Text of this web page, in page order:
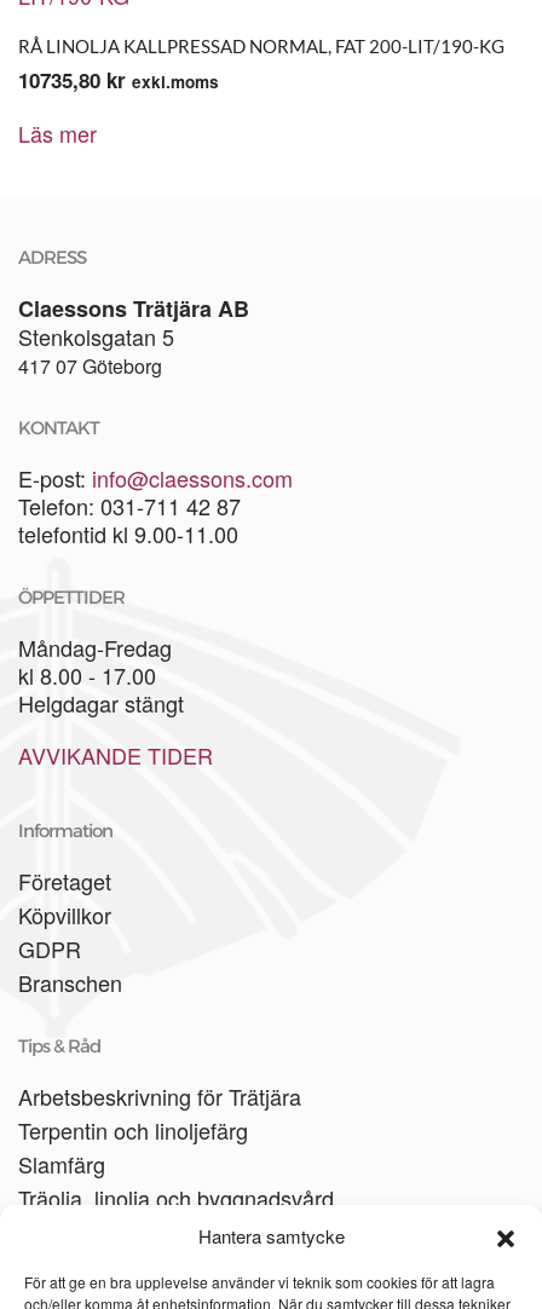
Hantera samtycke
För att ge en bra upplevelse använder vi teknik som cookies för att lagra
och/eller komma åt enhetsinformation. När du samtycker till dessa tekniker
RÅ LINOLJA KALLPRESSAD NORMAL, FAT 200-LIT/190-KG
10735,80 kr exkl.moms
Läs mer
ADRESS
Claessons Trätjära AB
Stenkolsgatan 5
417 07 Göteborg
KONTAKT
E-post: info@claessons.com
Telefon: 031-711 42 87
telefontid kl 9.00-11.00
ÖPPETTIDER
Måndag-Fredag
kl 8.00 - 17.00
Helgdagar stängt
AVVIKANDE TIDER
Information
Företaget
Köpvillkor
GDPR
Branschen
Tips & Råd
Arbetsbeskrivning för Trätjära
Terpentin och linoljefärg
Slamfärg
Träolja, linolja och byggnadsvård